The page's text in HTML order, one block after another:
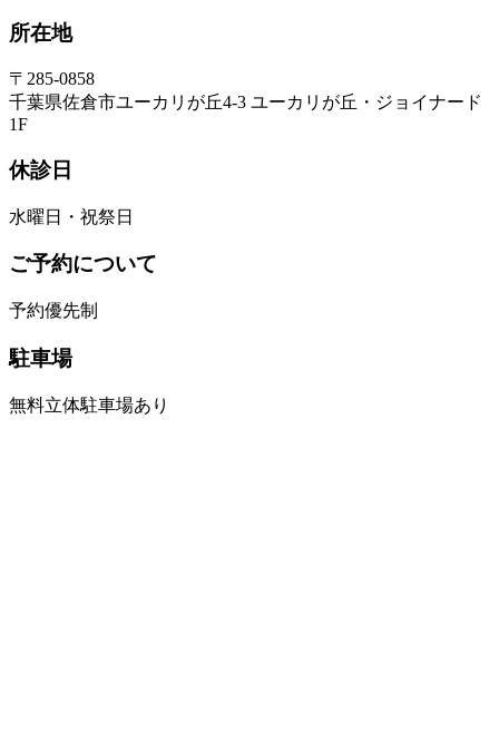
所在地
〒285-0858
千葉県佐倉市ユーカリが丘4-3 ユーカリが丘・ジョイナード
1F
休診日
水曜日・祝祭日
ご予約について
予約優先制
駐車場
無料立体駐車場あり